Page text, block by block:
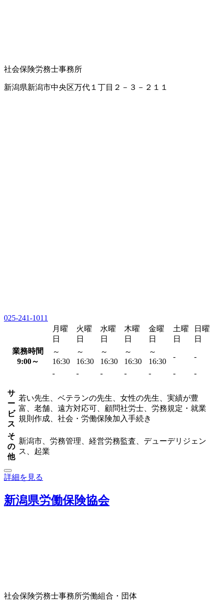
社会保険労務士事務所
新潟県新潟市中央区万代１丁目２－３－２１１
025-241-1011
月曜
日
火曜
日
水曜
日
木曜
日
金曜
日
土曜
日
日曜
日
業務時間
9:00～
～
16:30
～
16:30
～
16:30
～
16:30
～
16:30
-
-
-
- - - - - -
サ
ー
ビ
ス
若い先生、ベテランの先生、女性の先生、実績が豊
富、老舗、遠方対応可、顧問社労士、労務規定・就業
規則作成、社会・労働保険加入手続き
そ
の
他
新潟市、労務管理、経営労務監査、デューデリジェン
ス、起業
詳細を見る
新潟県労働保険協会
社会保険労務士事務所労働組合・団体